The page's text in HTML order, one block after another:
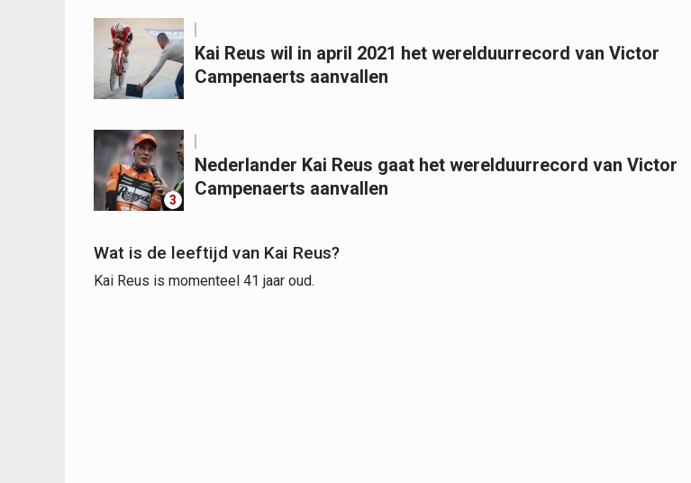
Kai Reus wil in april 2021 het werelduurrecord van Victor
Campenaerts aanvallen
3
Nederlander Kai Reus gaat het werelduurrecord van Victor
Campenaerts aanvallen
Wat is de leeftijd van Kai Reus?
Kai Reus is momenteel 41 jaar oud.